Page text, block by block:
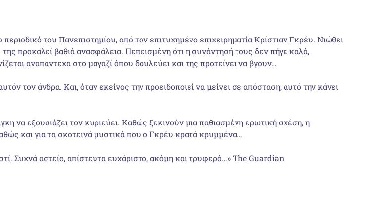
του Πανεπιστημίου, από τον επιτυχημένο επιχειρηματία Κρίστιαν Γκρέυ. Νιώθει
προκαλεί βαθιά ανασφάλεια. Πεπεισμένη ότι η συνάντησή τους δεν πήγε καλά,
αναπάντεχα στο μαγαζί όπου δουλεύει και της προτείνει να βγουν…
τον άνδρα. Και, όταν εκείνος την προειδοποιεί να μείνει σε απόσταση, αυτό την κάνει
να εξουσιάζει τον κυριεύει. Καθώς ξεκινούν μια παθιασμένη ερωτική σχέση, η
και για τα σκοτεινά μυστικά που ο Γκρέυ κρατά κρυμμένα…
Συχνά αστείο, απίστευτα ευχάριστο, ακόμη και τρυφερό…» The Guardian